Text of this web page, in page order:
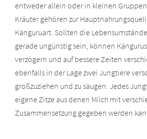
entweder allein oder in kleinen
Kräuter gehören zur
Känguruart. Sollten die
gerade ungünstig sein, können
verzögern und auf bessere Zeiten
ebenfalls in der Lage zwei Jungtiere
großzuziehen und zu säugen. Jedes
eigene Zitze aus denen Milch mit
Zusammensetzung gegeben werden